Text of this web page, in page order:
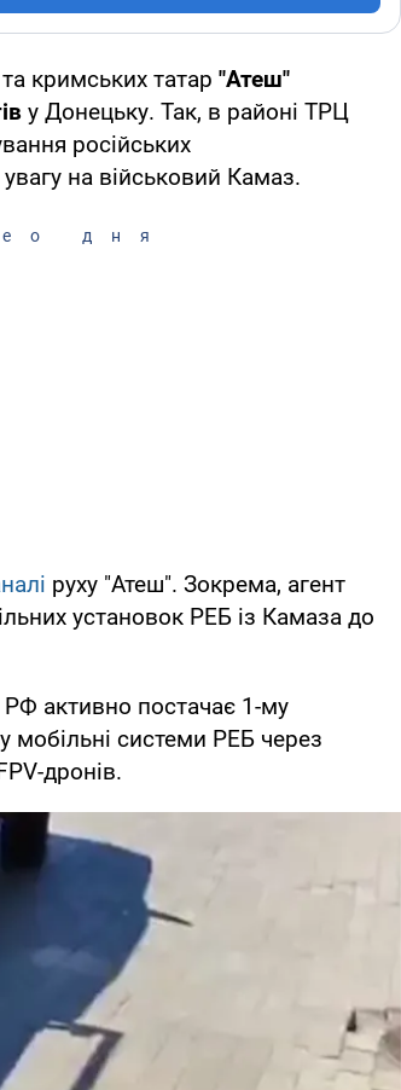
кримських татар "Атеш"
у Донецьку. Так, в районі ТРЦ
російських
на військовий Камаз.
дня
руху "Атеш". Зокрема, агент
установок РЕБ із Камаза до
активно постачає 1-му
мобільні системи РЕБ через
дронів.